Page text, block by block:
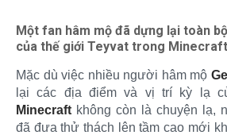
Một fan hâm mộ đã dựng lại toàn
của thế giới Teyvat trong
Mặc dù việc nhiều người hâm mộ
lại các địa điểm và vị trí kỳ lạ
Minecraft không còn là chuyện lạ,
đã đưa thử thách lên tầm cao mới